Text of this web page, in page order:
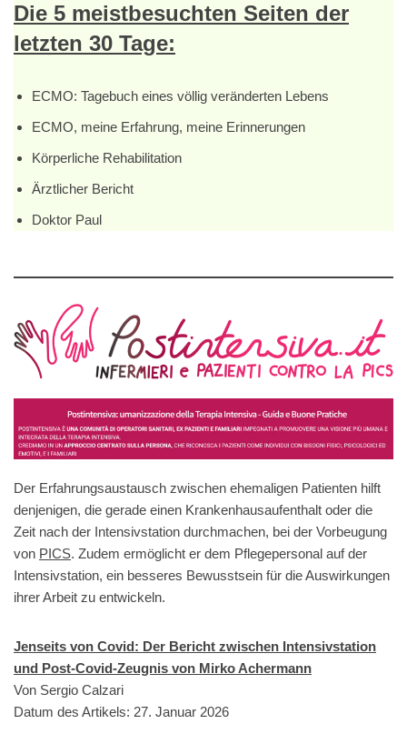
Die 5 meistbesuchten Seiten der
letzten 30 Tage:
ECMO: Tagebuch eines völlig veränderten Lebens
ECMO, meine Erfahrung, meine Erinnerungen
Körperliche Rehabilitation
Ärztlicher Bericht
Doktor Paul
Der Erfahrungsaustausch zwischen ehemaligen Patienten hilft
denjenigen, die gerade einen Krankenhausaufenthalt oder die
Zeit nach der Intensivstation durchmachen, bei der Vorbeugung
von PICS. Zudem ermöglicht er dem Pflegepersonal auf der
Intensivstation, ein besseres Bewusstsein für die Auswirkungen
ihrer Arbeit zu entwickeln.
Jenseits von Covid: Der Bericht zwischen Intensivstation
und Post-Covid-Zeugnis von Mirko Achermann
Von Sergio Calzari
Datum des Artikels: 27. Januar 2026